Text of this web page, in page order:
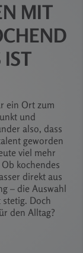
MIT
IST
ein Ort zum
und
also, dass
geworden
viel mehr
kochendes
direkt aus
– die Auswahl
Doch
den Alltag?